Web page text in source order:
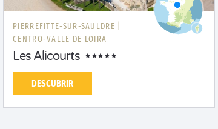
PIERREFITTE-SUR-SAULDRE |
CENTRO-VALLE DE LOIRA
Les Alicourts
DESCUBRIR